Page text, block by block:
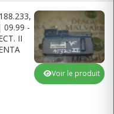
09.99 -
II
Voir le produit